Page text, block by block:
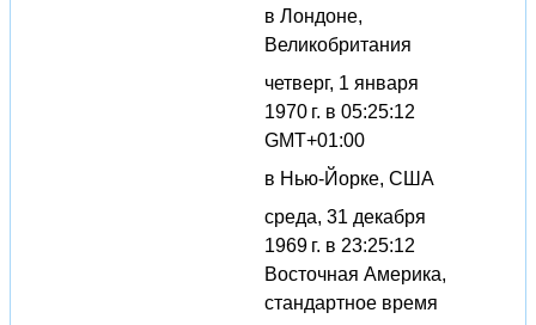
в Лондоне,
Великобритания
четверг, 1 января
1970 г. в 05:25:12
GMT+01:00
в Нью-Йорке, США
среда, 31 декабря
1969 г. в 23:25:12
Восточная Америка,
стандартное время